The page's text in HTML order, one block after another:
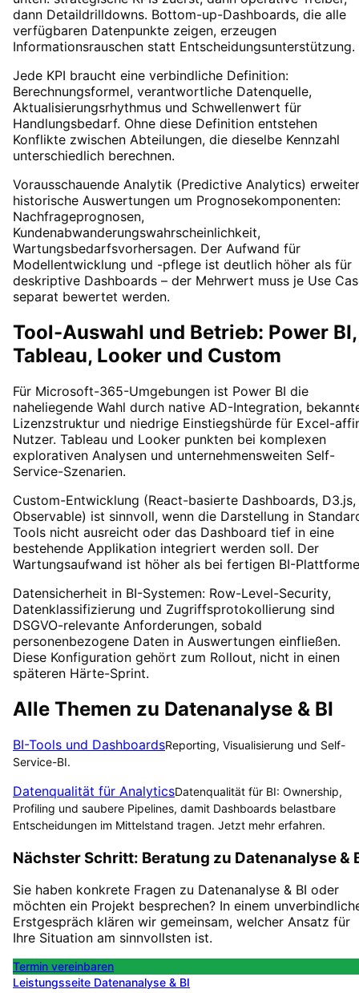
dann Detaildrilldowns. Bottom-up-Dashboards, die alle
verfügbaren Datenpunkte zeigen, erzeugen
Informationsrauschen statt Entscheidungsunterstützung.
Jede KPI braucht eine verbindliche Definition:
Berechnungsformel, verantwortliche Datenquelle,
Aktualisierungsrhythmus und Schwellenwert für
Handlungsbedarf. Ohne diese Definition entstehen
Konflikte zwischen Abteilungen, die dieselbe Kennzahl
unterschiedlich berechnen.
Vorausschauende Analytik (Predictive Analytics)
historische Auswertungen um Prognosekomponenten:
Nachfrageprognosen,
Kundenabwanderungswahrscheinlichkeit,
Wartungsbedarfsvorhersagen. Der Aufwand für
Modellentwicklung und -pflege ist deutlich höher als für
deskriptive Dashboards – der Mehrwert muss je Use
separat bewertet werden.
Tool-Auswahl und Betrieb: Power BI,
Tableau, Looker und Custom
Für Microsoft-365-Umgebungen ist Power BI die
naheliegende Wahl durch native AD-Integration,
Lizenzstruktur und niedrige Einstiegshürde für Excel-
Nutzer. Tableau und Looker punkten bei komplexen
explorativen Analysen und unternehmensweiten Self-
Service-Szenarien.
Custom-Entwicklung (React-basierte Dashboards, D3.js,
Observable) ist sinnvoll, wenn die Darstellung in
Tools nicht ausreicht oder das Dashboard tief in eine
bestehende Applikation integriert werden soll. Der
Wartungsaufwand ist höher als bei fertigen BI-
Datensicherheit in BI-Systemen: Row-Level-Security,
Datenklassifizierung und Zugriffsprotokollierung sind
DSGVO-relevante Anforderungen, sobald
personenbezogene Daten in Auswertungen einfließen.
Diese Konfiguration gehört zum Rollout, nicht in einen
späteren Härte-Sprint.
Alle Themen zu Datenanalyse & BI
BI-Tools und DashboardsReporting, Visualisierung und Self-
Service-BI.
Datenqualität für AnalyticsDatenqualität für BI: Ownership,
Profiling und saubere Pipelines, damit Dashboards belastbare
Entscheidungen im Mittelstand tragen. Jetzt mehr erfahren.
Nächster Schritt: Beratung zu Datenanalyse &
Sie haben konkrete Fragen zu Datenanalyse & BI oder
möchten ein Projekt besprechen? In einem
Erstgespräch klären wir gemeinsam, welcher Ansatz für
Ihre Situation am sinnvollsten ist.
Termin vereinbaren
Leistungsseite Datenanalyse & BI